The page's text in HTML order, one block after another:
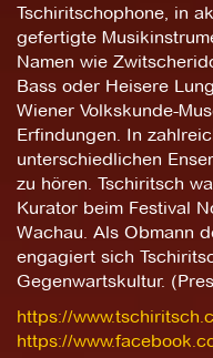
Tschiritschophone, in
gefertigte
Namen wie
Bass oder Heisere
Wiener Volkskunde-
Erfindungen. In
unterschiedlichen
zu hören. Tschiritsch
Kurator beim Festival
Wachau. Als Obmann
engagiert sich
Gegenwartskultur.
https://
https://